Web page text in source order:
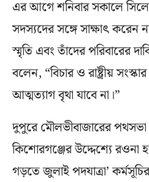
এর আগে শনিবার সকালে
সদস্যদের সঙ্গে সাক্ষাৎ করেন
স্মৃতি এবং তাঁদের পরিবারের
বলেন, “বিচার ও রাষ্ট্রীয়
আত্মত্যাগ বৃথা যাবে না।”
দুপুরে মৌলভীবাজারের পথসভা
কিশোরগঞ্জের উদ্দেশ্যে রওনা
গড়তে জুলাই পদযাত্রা’